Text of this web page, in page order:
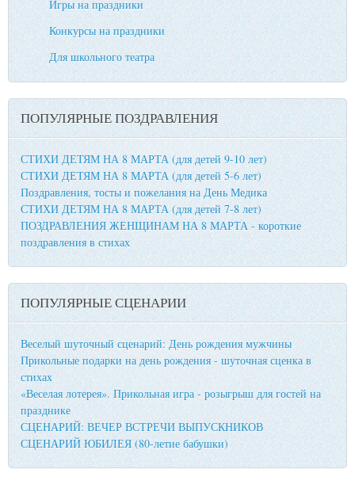
Игры на праздники
Конкурсы на праздники
Для школьного театра
ПОПУЛЯРНЫЕ ПОЗДРАВЛЕНИЯ
СТИХИ ДЕТЯМ НА 8 МАРТА (для детей 9-10 лет)
СТИХИ ДЕТЯМ НА 8 МАРТА (для детей 5-6 лет)
Поздравления, тосты и пожелания на День Медика
СТИХИ ДЕТЯМ НА 8 МАРТА (для детей 7-8 лет)
ПОЗДРАВЛЕНИЯ ЖЕНЩИНАМ НА 8 МАРТА - короткие
поздравления в стихах
ПОПУЛЯРНЫЕ СЦЕНАРИИ
Веселый шуточный сценарий: День рождения мужчины
Прикольные подарки на день рождения - шуточная сценка в
стихах
«Веселая лотерея». Прикольная игра - розыгрыш для гостей на
празднике
СЦЕНАРИЙ: ВЕЧЕР ВСТРЕЧИ ВЫПУСКНИКОВ
СЦЕНАРИЙ ЮБИЛЕЯ (80-летие бабушки)